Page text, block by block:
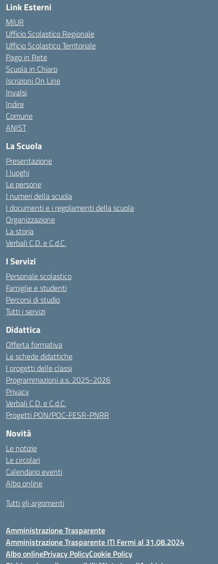
Link Esterni
MIUR
Ufficio Scolastico Regionale
Ufficio Scolastico Territoriale
Pago in Rete
Scuola in Chiaro
Iscrizioni On Line
Invalsi
Indire
Comune
ANIST
La Scuola
Presentazione
I luoghi
Le persone
I numeri della scuola
I documenti e i regolamenti della scuola
Organizzazione
La storia
Verbali C.D. e C.d.C.
I Servizi
Personale scolastico
Famiglie e studenti
Percorsi di studio
Tutti i servizi
Didattica
Offerta formativa
Le schede didattiche
I progetti delle classi
Programmazioni a.s. 2025-2026
Privacy
Verbali C.D. e C.d.C.
Progetti PON/POC-FESR-PNRR
Novità
Le notizie
Le circolari
Calendario eventi
Albo online
Tutti gli argomenti
Amministrazione Trasparente
Amministrazione Trasparente ITI Fermi al 31.08.2024
Albo onlinePrivacy PolicyCookie Policy